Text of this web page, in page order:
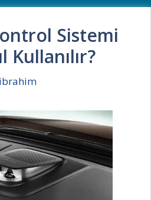
Sistemi
Kullanılır?
ibrahim